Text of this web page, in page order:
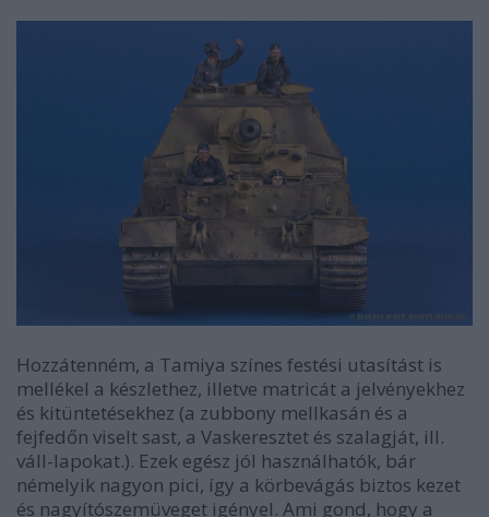
Hozzátenném, a Tamiya színes festési utasítást is
mellékel a készlethez, illetve matricát a jelvényekhez
és kitüntetésekhez (a zubbony mellkasán és a
fejfedőn viselt sast, a Vaskeresztet és szalagját, ill.
váll-lapokat.). Ezek egész jól használhatók, bár
némelyik nagyon pici, így a körbevágás biztos kezet
és nagyítószemüveget igényel. Ami gond, hogy a